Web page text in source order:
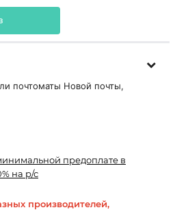
почтоматы Новой почты,
предоплате в
на р/с
производителей,